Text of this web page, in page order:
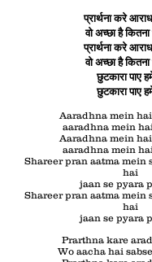
प्रार्थना करे
वो अच्छा है
प्रार्थना करे
वो अच्छा है
छुटकारा पाए
छुटकारा पाए
Aaradhna mein
aaradhna mein
Aaradhna mein
aaradhna mein
Shareer pran aatma mein
hai
jaan se pyara
Shareer pran aatma mein
hai
jaan se pyara
Prarthna kare
Wo aacha hai